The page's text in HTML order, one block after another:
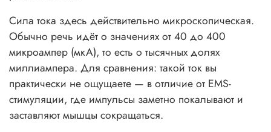
Сила тока здесь действительно микроскопическая.
Обычно речь идёт о значениях от 40 до 400
микроампер (мкА), то есть о тысячных долях
миллиампера. Для сравнения: такой ток вы
практически не ощущаете — в отличие от EMS-
стимуляции, где импульсы заметно покалывают и
заставляют мышцы сокращаться.